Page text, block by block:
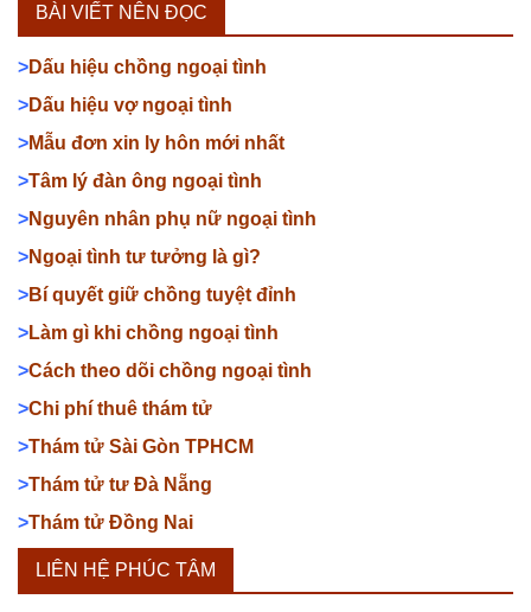
BÀI VIẾT NÊN ĐỌC
>Dấu hiệu chồng ngoại tình
>Dấu hiệu vợ ngoại tình
>Mẫu đơn xin ly hôn mới nhất
>Tâm lý đàn ông ngoại tình
>Nguyên nhân phụ nữ ngoại tình
>Ngoại tình tư tưởng là gì?
>Bí quyết giữ chồng tuyệt đỉnh
>Làm gì khi chồng ngoại tình
>Cách theo dõi chồng ngoại tình
>Chi phí thuê thám tử
>Thám tử Sài Gòn TPHCM
>Thám tử tư Đà Nẵng
>Thám tử Đồng Nai
LIÊN HỆ PHÚC TÂM